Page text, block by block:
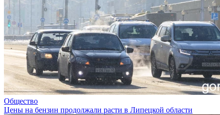
Общество
Цены на бензин продолжали расти в Липецкой области